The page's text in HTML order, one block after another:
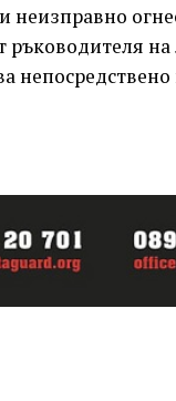
неизправно
ръководителя на